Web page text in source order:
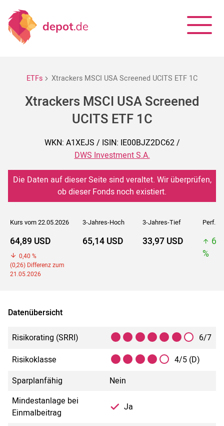
ETFs Xtrackers MSCI USA Screened UCITS ETF 1C
Xtrackers MSCI USA Screened
UCITS ETF 1C
WKN: A1XEJS / ISIN: IE00BJZ2DC62 /
DWS Investment S.A.
Die Daten auf dieser Seite sind veraltet. Wir überprüfen,
ob dieser Fonds noch existiert.
Kurs vom 22.05.2026 3-Jahres-Hoch 3-Jahres-Tief Perf. 5J
64,89 USD
0,40 %
(0,26) Differenz zum
21.05.2026
65,14 USD 33,97 USD
%
Datenübersicht
Risikorating (SRRI)
6/7
Risikoklasse
4/5 (D)
Sparplanfähig
Nein
Mindestanlage bei
Einmalbeitrag
Ja